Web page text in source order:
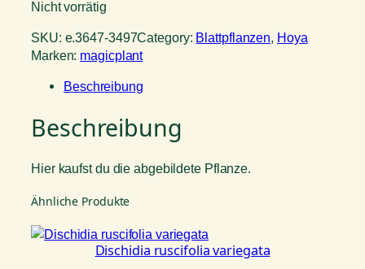
Nicht vorrätig
SKU: e.3647-3497Category: Blattpflanzen, Hoya
Marken: magicplant
Beschreibung
Beschreibung
Hier kaufst du die abgebildete Pflanze.
Ähnliche Produkte
Dischidia ruscifolia variegata